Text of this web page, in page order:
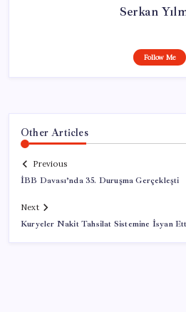
Serkan
Follow Me
Other Articles
Previous
İBB Davası’nda 35. Duruşma Gerçekleşti
Next
Kuryeler Nakit Tahsilat Sistemine İsyan